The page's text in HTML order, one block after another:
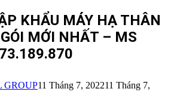
KHẨU MÁY HẠ THÂN
MỚI NHẤT – MS
GROUP11 Tháng 7, 202211 Tháng 7,